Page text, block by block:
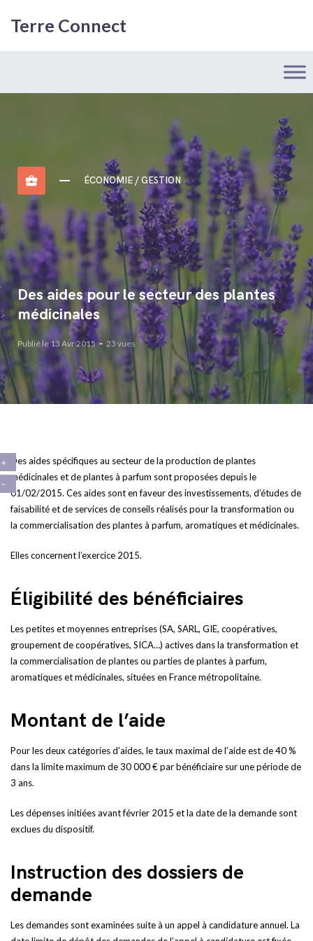
Terre Connect
business_center ÉCONOMIE / GESTION
Des aides pour le secteur des plantes
médicinales
Publié le 13 Avr 2015 23 vues
Des aides spécifiques au secteur de la production de plantes
médicinales et de plantes à parfum sont proposées depuis le
01/02/2015. Ces aides sont en faveur des investissements, d’études de
faisabilité et de services de conseils réalisés pour la transformation ou
la commercialisation des plantes à parfum, aromatiques et médicinales.
Elles concernent l’exercice 2015.
Éligibilité des bénéficiaires
Les petites et moyennes entreprises (SA, SARL, GIE, coopératives,
groupement de coopératives, SICA…) actives dans la transformation et
la commercialisation de plantes ou parties de plantes à parfum,
aromatiques et médicinales, situées en France métropolitaine.
Montant de l’aide
Pour les deux catégories d’aides, le taux maximal de l’aide est de 40 %
dans la limite maximum de 30 000 € par bénéficiaire sur une période de
3 ans.
Les dépenses initiées avant février 2015 et la date de la demande sont
exclues du dispositif.
Instruction des dossiers de
demande
Les demandes sont examinées suite à un appel à candidature annuel. La